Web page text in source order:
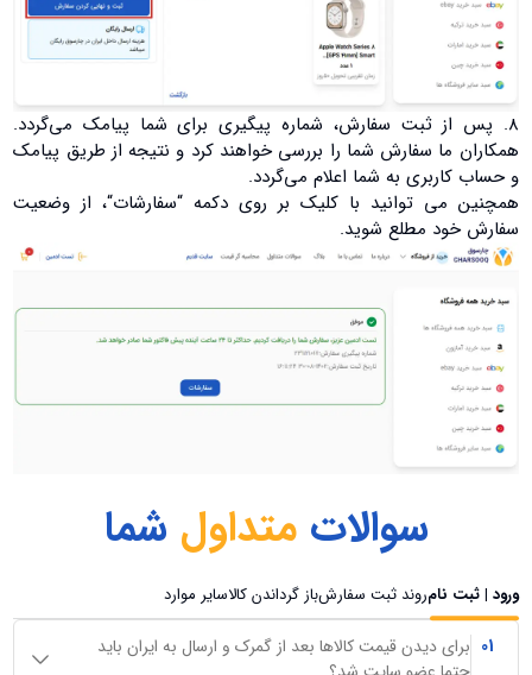
8. پس از ثبت سفارش، شماره پیگیری برای شما پیامک می‌گردد.
همکاران ما سفارش شما را بررسی خواهند کرد و نتیجه از طریق پیامک
و حساب کاربری به شما اعلام می‌گردد.
همچنین می توانید با کلیک بر روی دکمه “سفارشات“، از وضعیت
سفارش خود مطلع شوید.
سوالات متداول شما
ورود | ثبت نامروند ثبت سفارشباز گرداندن کالاسایر موارد
01 برای دیدن قیمت کالاها بعد از گمرک و ارسال به ایران باید